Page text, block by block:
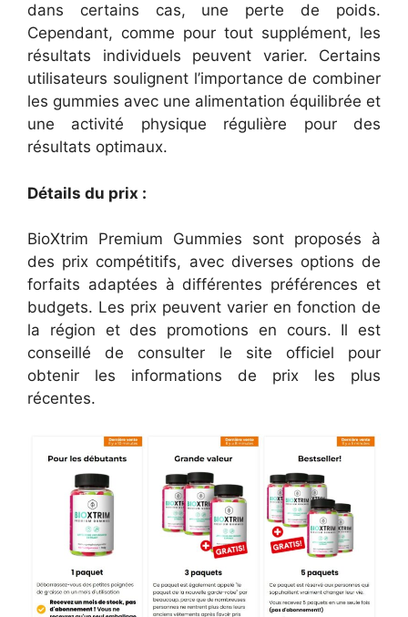
dans certains cas, une perte de poids.
Cependant, comme pour tout supplément, les
résultats individuels peuvent varier. Certains
utilisateurs soulignent l’importance de combiner
les gummies avec une alimentation équilibrée et
une activité physique régulière pour des
résultats optimaux.
Détails du prix :
BioXtrim Premium Gummies sont proposés à
des prix compétitifs, avec diverses options de
forfaits adaptées à différentes préférences et
budgets. Les prix peuvent varier en fonction de
la région et des promotions en cours. Il est
conseillé de consulter le site officiel pour
obtenir les informations de prix les plus
récentes.